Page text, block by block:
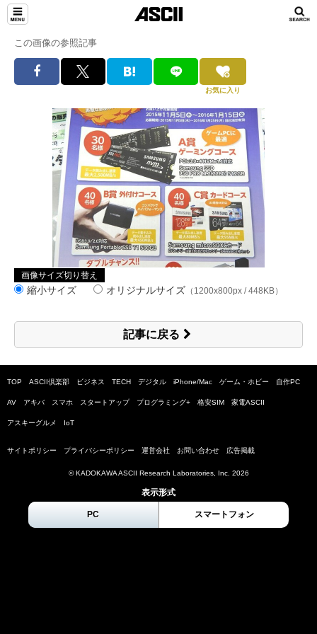
この画像の参照記事
お気に入り
画像サイズ切り替え
縮小サイズ オリジナルサイズ （1200x800px / 448KB）
記事に戻る
TOP ASCII倶楽部 ビジネス TECH デジタル iPhone/Mac ゲーム・ホビー 自作PC
AV アキバ スマホ スタートアップ プログラミング+ 格安SIM 家電ASCII
アスキーグルメ IoT
サイトポリシー プライバシーポリシー 運営会社 お問い合わせ 広告掲載
© KADOKAWA ASCII Research Laboratories, Inc. 2026
表示形式
PC スマートフォン